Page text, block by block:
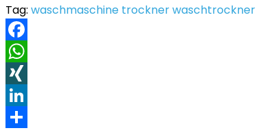
Tag: waschmaschine trockner waschtrockner
Facebook
WhatsApp
XING
LinkedIn